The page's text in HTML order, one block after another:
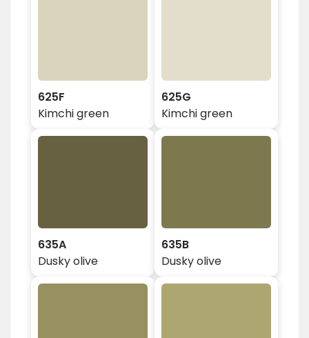
625F
Kimchi green
625G
Kimchi green
635A
Dusky olive
635B
Dusky olive